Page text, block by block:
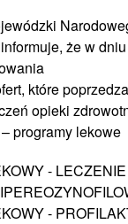
że w
które
opieki
programy lekowe
-
-